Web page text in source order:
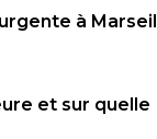
à
et sur quelle